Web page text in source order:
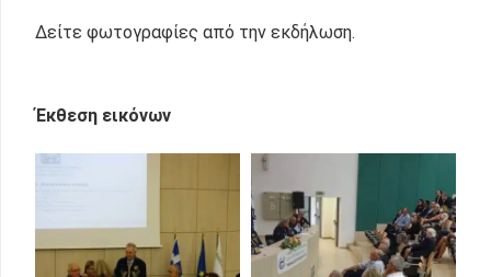
Δείτε φωτογραφίες από την εκδήλωση.
Έκθεση εικόνων